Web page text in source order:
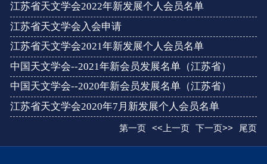
江苏省天文学会2022年新发展个人会员名单
江苏省天文学会入会申请
江苏省天文学会2021年新发展个人会员名单
中国天文学会--2021年新会员发展名单（江苏省）
中国天文学会--2020年新会员发展名单（江苏省）
江苏省天文学会2020年7月新发展个人会员名单
第一页 <<上一页 下一页>> 尾页